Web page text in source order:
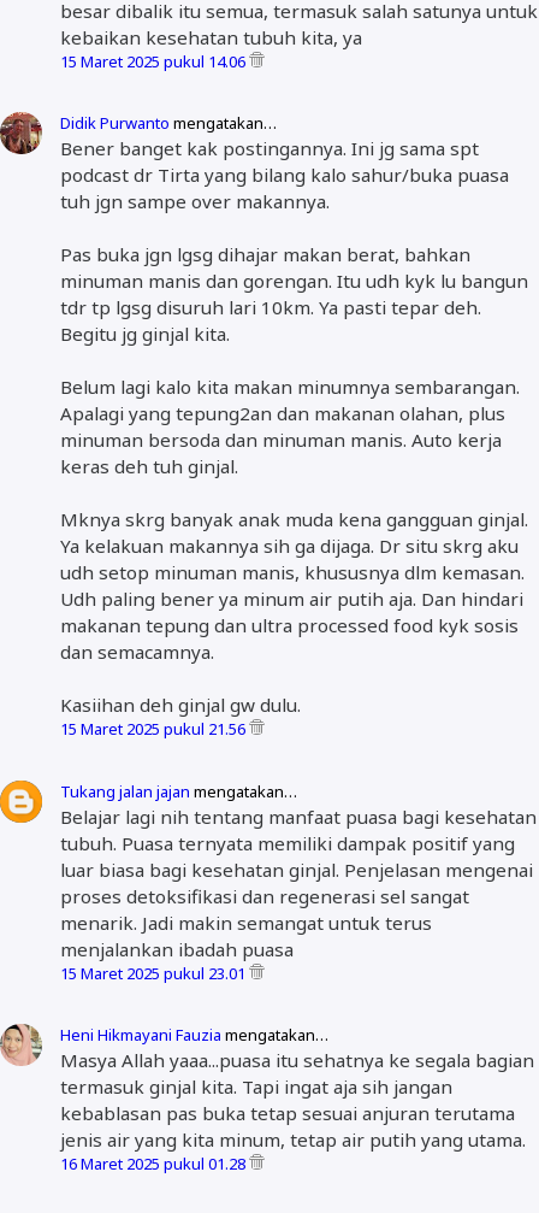
besar dibalik itu semua, termasuk salah satunya untuk
kebaikan kesehatan tubuh kita, ya
15 Maret 2025 pukul 14.06
Didik Purwanto mengatakan…
Bener banget kak postingannya. Ini jg sama spt
podcast dr Tirta yang bilang kalo sahur/buka puasa
tuh jgn sampe over makannya.
Pas buka jgn lgsg dihajar makan berat, bahkan
minuman manis dan gorengan. Itu udh kyk lu bangun
tdr tp lgsg disuruh lari 10km. Ya pasti tepar deh.
Begitu jg ginjal kita.
Belum lagi kalo kita makan minumnya sembarangan.
Apalagi yang tepung2an dan makanan olahan, plus
minuman bersoda dan minuman manis. Auto kerja
keras deh tuh ginjal.
Mknya skrg banyak anak muda kena gangguan ginjal.
Ya kelakuan makannya sih ga dijaga. Dr situ skrg aku
udh setop minuman manis, khususnya dlm kemasan.
Udh paling bener ya minum air putih aja. Dan hindari
makanan tepung dan ultra processed food kyk sosis
dan semacamnya.
Kasiihan deh ginjal gw dulu.
15 Maret 2025 pukul 21.56
Tukang jalan jajan mengatakan…
Belajar lagi nih tentang manfaat puasa bagi kesehatan
tubuh. Puasa ternyata memiliki dampak positif yang
luar biasa bagi kesehatan ginjal. Penjelasan mengenai
proses detoksifikasi dan regenerasi sel sangat
menarik. Jadi makin semangat untuk terus
menjalankan ibadah puasa
15 Maret 2025 pukul 23.01
Heni Hikmayani Fauzia mengatakan…
Masya Allah yaaa...puasa itu sehatnya ke segala bagian
termasuk ginjal kita. Tapi ingat aja sih jangan
kebablasan pas buka tetap sesuai anjuran terutama
jenis air yang kita minum, tetap air putih yang utama.
16 Maret 2025 pukul 01.28